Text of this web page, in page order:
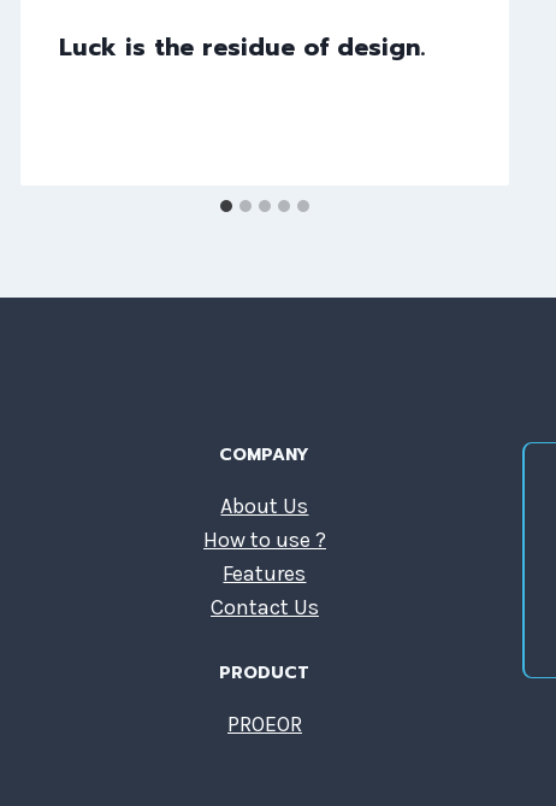
Luck is the residue of design.
COMPANY
About Us
How to use ?
Features
Contact Us
PRODUCT
PROEOR